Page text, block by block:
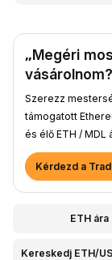
„Megéri
Szerezz
támogatott
és élő ETH / MDL
Kérdezd a
ETH ára
Kereskedj ETH/